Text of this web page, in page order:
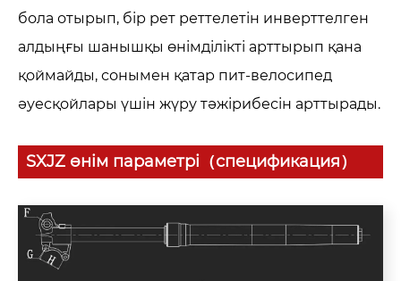
бола отырып, бір рет реттелетін инверттелген
алдыңғы шанышқы өнімділікті арттырып қана
қоймайды, сонымен қатар пит-велосипед
әуесқойлары үшін жүру тәжірибесін арттырады.
SXJZ өнім параметрі（спецификация）